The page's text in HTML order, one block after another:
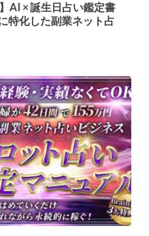
AI × 誕生日占い鑑定書
特化した副業ネット占